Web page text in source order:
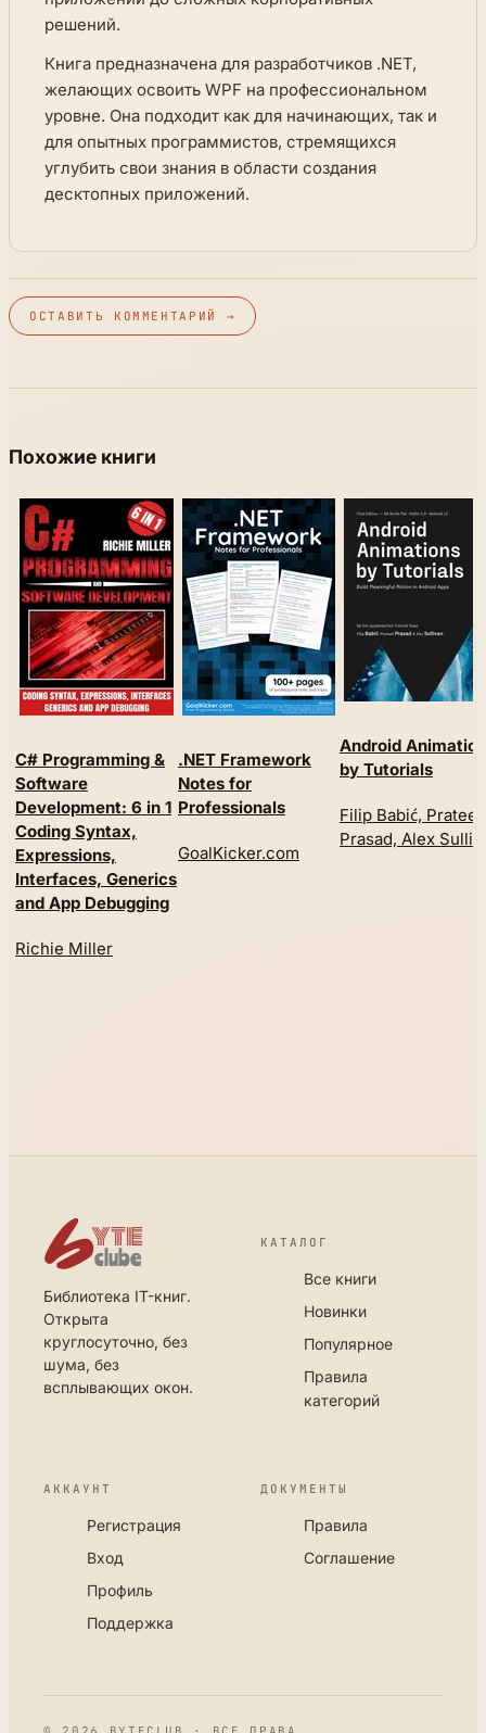
решений.
Книга предназначена для разработчиков .NET,
желающих освоить WPF на профессиональном
уровне. Она подходит как для начинающих, так и
для опытных программистов, стремящихся
углубить свои знания в области создания
десктопных приложений.
ОСТАВИТЬ КОММЕНТАРИЙ →
Похожие книги
C# Programming &
Software
Development: 6 in 1
Coding Syntax,
Expressions,
Interfaces, Generics
and App Debugging
Richie Miller
.NET Framework
Notes for
Professionals
GoalKicker.com
Android
by Tutorials
Filip Babić, Prateek
Prasad, Alex
Библиотека IT-книг.
Открыта
круглосуточно, без
шума, без
всплывающих окон.
КАТАЛОГ
Все книги
Новинки
Популярное
Правила
категорий
АККАУНТ
Регистрация
Вход
Профиль
Поддержка
ДОКУМЕНТЫ
Правила
Соглашение